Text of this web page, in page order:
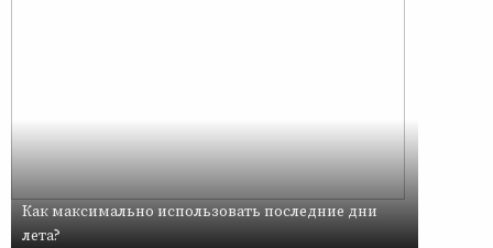
Как максимально использовать последние дни
лета?